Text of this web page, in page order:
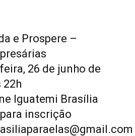
e Prospere –
26 de junho de
22h
Iguatemi Brasília
inscrição